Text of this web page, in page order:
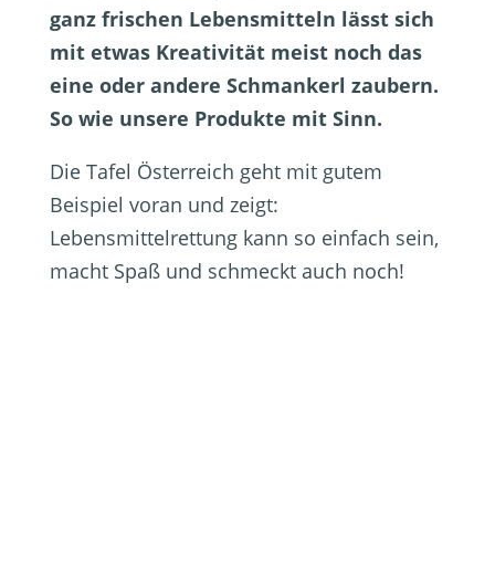
ganz frischen Lebensmitteln lässt sich
mit etwas Kreativität meist noch das
eine oder andere Schmankerl zaubern.
So wie unsere Produkte mit Sinn.
Die Tafel Österreich geht mit gutem
Beispiel voran und zeigt:
Lebensmittelrettung kann so einfach sein,
macht Spaß und schmeckt auch noch!